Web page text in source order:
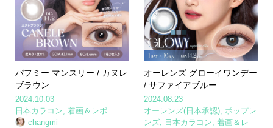
パフミー マンスリー / カヌレ
ブラウン
2024.10.03
日本カラコン 着画＆レポ
changmi
オーレンズ グローイワンデー
/ サファイアブルー
2024.08.23
オーレンズ(日本承認) ポップレ
ンズ
日本カラコン ,着画＆レ